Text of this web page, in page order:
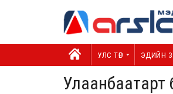
УЛС ТӨР ЭДИЙН
Улаанбаатарт